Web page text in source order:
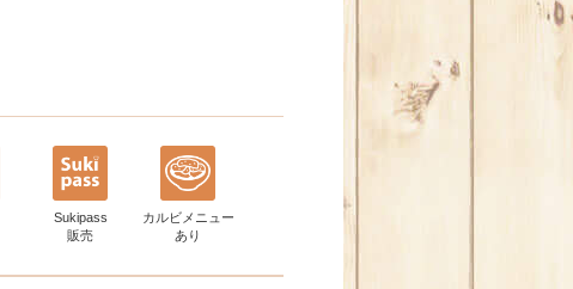
Sukipass
販売
カルビメニュー
あり